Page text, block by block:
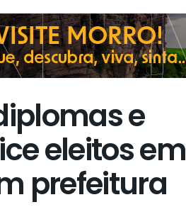
e
eleitos em
prefeitura